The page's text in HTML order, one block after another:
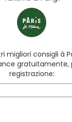
migliori consigli à
gratuitamente,
registrazione: